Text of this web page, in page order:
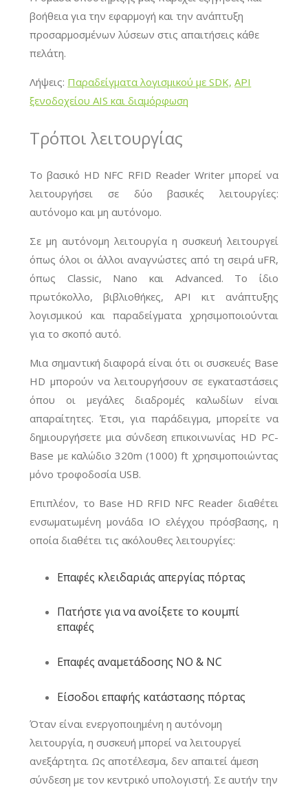
βοήθεια για την εφαρμογή και την ανάπτυξη
προσαρμοσμένων λύσεων στις απαιτήσεις κάθε
πελάτη.
Λήψεις: Παραδείγματα λογισμικού με SDK, API
ξενοδοχείου AIS και διαμόρφωση
Τρόποι λειτουργίας
Το βασικό HD NFC RFID Reader Writer μπορεί να
λειτουργήσει σε δύο βασικές λειτουργίες:
αυτόνομο και μη αυτόνομο.
Σε μη αυτόνομη λειτουργία η συσκευή λειτουργεί
όπως όλοι οι άλλοι αναγνώστες από τη σειρά uFR,
όπως Classic, Nano και Advanced. Το ίδιο
πρωτόκολλο, βιβλιοθήκες, API κιτ ανάπτυξης
λογισμικού και παραδείγματα χρησιμοποιούνται
για το σκοπό αυτό.
Μια σημαντική διαφορά είναι ότι οι συσκευές Base
HD μπορούν να λειτουργήσουν σε εγκαταστάσεις
όπου οι μεγάλες διαδρομές καλωδίων είναι
απαραίτητες. Έτσι, για παράδειγμα, μπορείτε να
δημιουργήσετε μια σύνδεση επικοινωνίας HD PC-
Base με καλώδιο 320m (1000) ft χρησιμοποιώντας
μόνο τροφοδοσία USB.
Επιπλέον, το Base HD RFID NFC Reader διαθέτει
ενσωματωμένη μονάδα IO ελέγχου πρόσβασης, η
οποία διαθέτει τις ακόλουθες λειτουργίες:
Επαφές κλειδαριάς απεργίας πόρτας
Πατήστε για να ανοίξετε το κουμπί
επαφές
Επαφές αναμετάδοσης NO & NC
Είσοδοι επαφής κατάστασης πόρτας
Όταν είναι ενεργοποιημένη η αυτόνομη
λειτουργία, η συσκευή μπορεί να λειτουργεί
ανεξάρτητα. Ως αποτέλεσμα, δεν απαιτεί άμεση
σύνδεση με τον κεντρικό υπολογιστή. Σε αυτήν την